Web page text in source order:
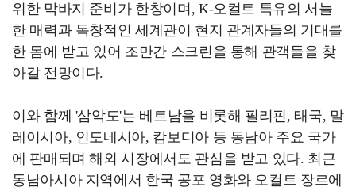
위한 막바지 준비가 한창이며, K-오컬트 특유의 서늘
한 매력과 독창적인 세계관이 현지 관계자들의 기대를
한 몸에 받고 있어 조만간 스크린을 통해 관객들을 찾
아갈 전망이다.
이와 함께 '삼악도'는 베트남을 비롯해 필리핀, 태국, 말
레이시아, 인도네시아, 캄보디아 등 동남아 주요 국가
에 판매되며 해외 시장에서도 관심을 받고 있다. 최근
동남아시아 지역에서 한국 공포 영화와 오컬트 장르에